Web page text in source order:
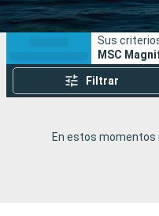
Puertos
Sus
MSC
Filtrar
En estos momentos